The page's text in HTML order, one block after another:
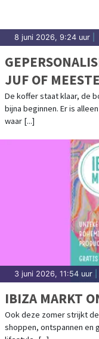
8 juni 2026, 9:24 uur
JUF OF
De koffer staat klaar, de
bijna beginnen. Er is
waar [...]
3 juni 2026, 11:54 uur
IBIZA MARKT
Ook deze zomer strijkt
shoppen, ontspannen